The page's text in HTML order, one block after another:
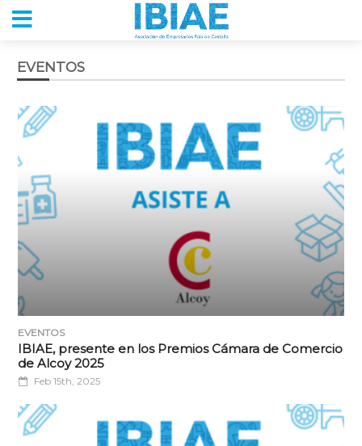
EVENTOS
EVENTOS
IBIAE, presente en los Premios Cámara de Comercio
de Alcoy 2025
Feb 15th, 2025